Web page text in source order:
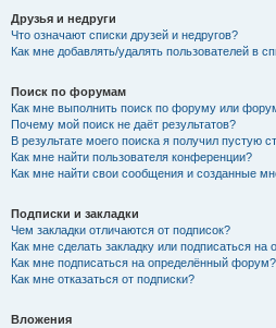
Друзья и недруги
Что означают списки друзей и недругов?
Как мне добавлять/удалять пользователей в
Поиск по форумам
Как мне выполнить поиск по форуму или
Почему мой поиск не даёт результатов?
В результате моего поиска я получил пустую
Как мне найти пользователя конференции?
Как мне найти свои сообщения и созданные
Подписки и закладки
Чем закладки отличаются от подписок?
Как мне сделать закладку или подписаться на
Как мне подписаться на определённый форум?
Как мне отказаться от подписки?
Вложения